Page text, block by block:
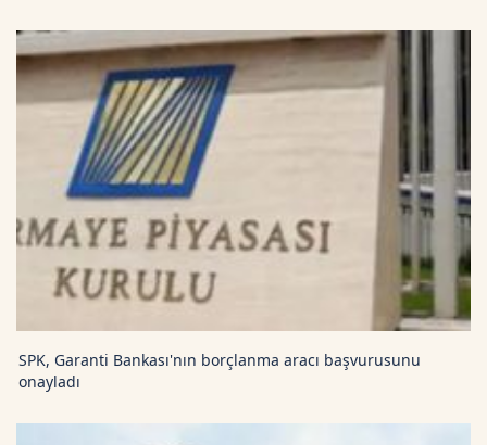
SPK, Garanti Bankası'nın borçlanma aracı başvurusunu
onayladı